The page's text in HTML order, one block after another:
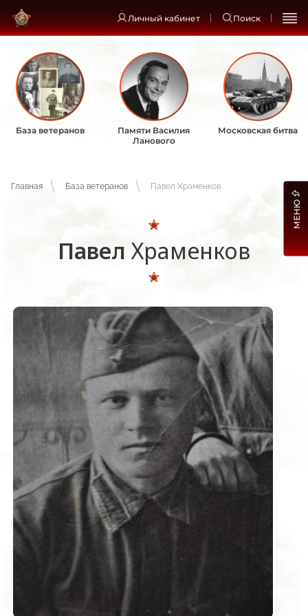
Личный кабинет Поиск
База ветеранов
Памяти Василия
Ланового
Московская битва
Главная База ветеранов Павел Храменков
Павел Храменков
МЕНЮ